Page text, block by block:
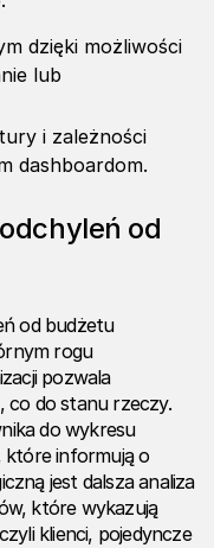
dzięki możliwości
lub
i zależności
dashboardom.
od
od budżetu
rogu
pozwala
co do stanu rzeczy.
do wykresu
informują o
jest dalsza analiza
które wykazują
klienci, pojedyncze